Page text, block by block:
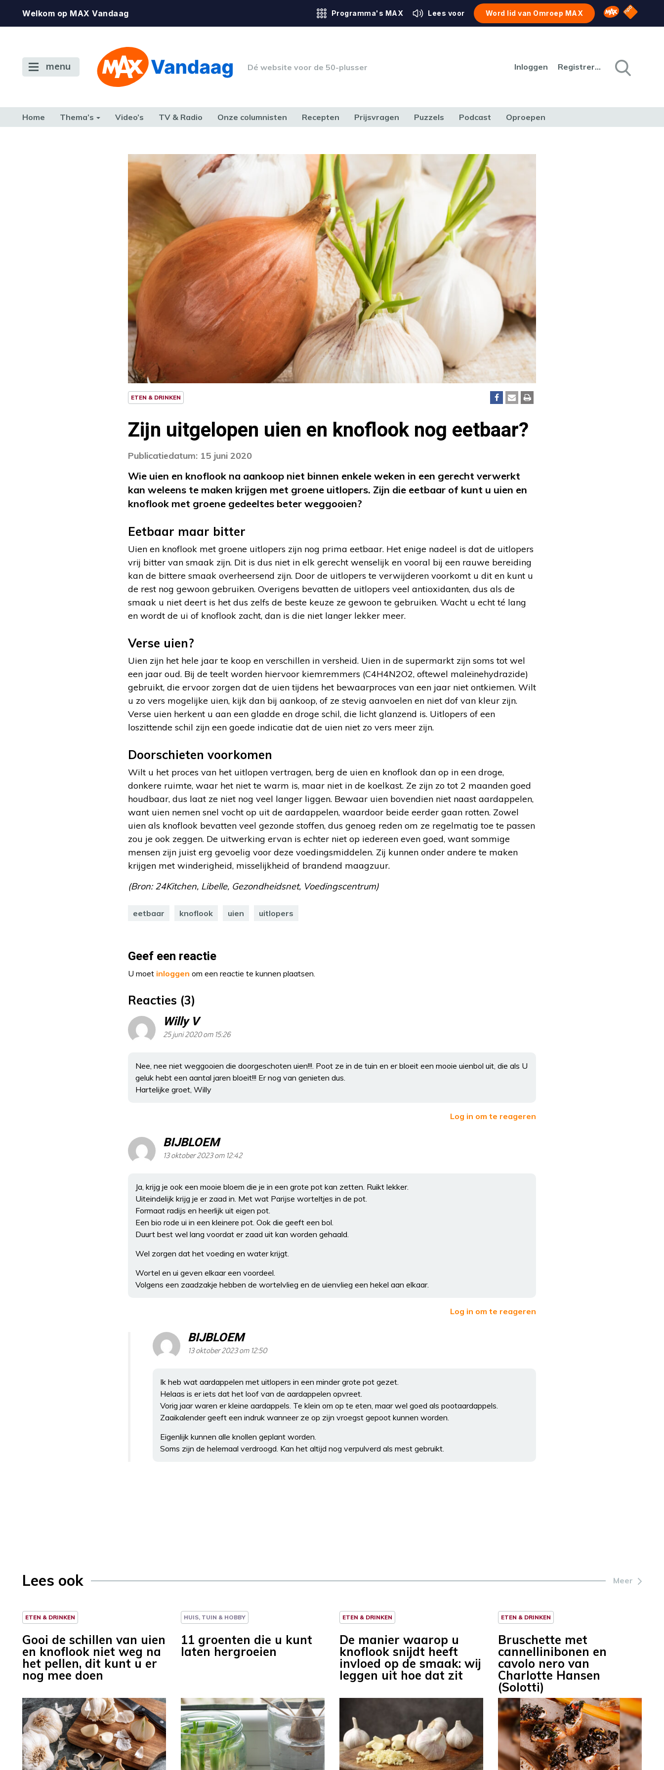
Welkom op MAX Vandaag Programma's MAX Lees voor Word lid van Omroep MAX Omroep MAX
NPO
menu Dé website voor de 50-plusser Inloggen Registreren
Home Thema’s Video’s TV & Radio Onze columnisten Recepten Prijsvragen Puzzels Podcast Oproepen
ETEN & DRINKEN
Zijn uitgelopen uien en knoflook nog eetbaar?
Publicatiedatum: 15 juni 2020
Wie uien en knoflook na aankoop niet binnen enkele weken in een gerecht verwerkt
kan weleens te maken krijgen met groene uitlopers. Zijn die eetbaar of kunt u uien en
knoflook met groene gedeeltes beter weggooien?
Eetbaar maar bitter
Uien en knoflook met groene uitlopers zijn nog prima eetbaar. Het enige nadeel is dat de uitlopers
vrij bitter van smaak zijn. Dit is dus niet in elk gerecht wenselijk en vooral bij een rauwe bereiding
kan de bittere smaak overheersend zijn. Door de uitlopers te verwijderen voorkomt u dit en kunt u
de rest nog gewoon gebruiken. Overigens bevatten de uitlopers veel antioxidanten, dus als de
smaak u niet deert is het dus zelfs de beste keuze ze gewoon te gebruiken. Wacht u echt té lang
en wordt de ui of knoflook zacht, dan is die niet langer lekker meer.
Verse uien?
Uien zijn het hele jaar te koop en verschillen in versheid. Uien in de supermarkt zijn soms tot wel
een jaar oud. Bij de teelt worden hiervoor kiemremmers (C4H4N2O2, oftewel maleïnehydrazide)
gebruikt, die ervoor zorgen dat de uien tijdens het bewaarproces van een jaar niet ontkiemen. Wilt
u zo vers mogelijke uien, kijk dan bij aankoop, of ze stevig aanvoelen en niet dof van kleur zijn.
Verse uien herkent u aan een gladde en droge schil, die licht glanzend is. Uitlopers of een
loszittende schil zijn een goede indicatie dat de uien niet zo vers meer zijn.
Doorschieten voorkomen
Wilt u het proces van het uitlopen vertragen, berg de uien en knoflook dan op in een droge,
donkere ruimte, waar het niet te warm is, maar niet in de koelkast. Ze zijn zo tot 2 maanden goed
houdbaar, dus laat ze niet nog veel langer liggen. Bewaar uien bovendien niet naast aardappelen,
want uien nemen snel vocht op uit de aardappelen, waardoor beide eerder gaan rotten. Zowel
uien als knoflook bevatten veel gezonde stoffen, dus genoeg reden om ze regelmatig toe te passen
zou je ook zeggen. De uitwerking ervan is echter niet op iedereen even goed, want sommige
mensen zijn juist erg gevoelig voor deze voedingsmiddelen. Zij kunnen onder andere te maken
krijgen met winderigheid, misselijkheid of brandend maagzuur.
(Bron: 24Kitchen, Libelle, Gezondheidsnet, Voedingscentrum)
eetbaar knoflook uien uitlopers
Geef een reactie
U moet inloggen om een reactie te kunnen plaatsen.
Reacties (3)
Willy V
25 juni 2020 om 15:26
Nee, nee niet weggooien die doorgeschoten uien!!!. Poot ze in de tuin en er bloeit een mooie uienbol uit, die als U
geluk hebt een aantal jaren bloeit!!! Er nog van genieten dus.
Hartelijke groet, Willy
Log in om te reageren
BIJBLOEM
13 oktober 2023 om 12:42
Ja, krijg je ook een mooie bloem die je in een grote pot kan zetten. Ruikt lekker.
Uiteindelijk krijg je er zaad in. Met wat Parijse worteltjes in de pot.
Formaat radijs en heerlijk uit eigen pot.
Een bio rode ui in een kleinere pot. Ook die geeft een bol.
Duurt best wel lang voordat er zaad uit kan worden gehaald.
Wel zorgen dat het voeding en water krijgt.
Wortel en ui geven elkaar een voordeel.
Volgens een zaadzakje hebben de wortelvlieg en de uienvlieg een hekel aan elkaar.
Log in om te reageren
BIJBLOEM
13 oktober 2023 om 12:50
Ik heb wat aardappelen met uitlopers in een minder grote pot gezet.
Helaas is er iets dat het loof van de aardappelen opvreet.
Vorig jaar waren er kleine aardappels. Te klein om op te eten, maar wel goed als pootaardappels.
Zaaikalender geeft een indruk wanneer ze op zijn vroegst gepoot kunnen worden.
Eigenlijk kunnen alle knollen geplant worden.
Soms zijn de helemaal verdroogd. Kan het altijd nog verpulverd als mest gebruikt.
Lees ook Meer
ETEN & DRINKEN
Gooi de schillen van uien
en knoflook niet weg na
het pellen, dit kunt u er
nog mee doen
HUIS, TUIN & HOBBY
11 groenten die u kunt
laten hergroeien
ETEN & DRINKEN
De manier waarop u
knoflook snijdt heeft
invloed op de smaak: wij
leggen uit hoe dat zit
ETEN & DRINKEN
Bruschette met
cannellinibonen en
cavolo nero van
Charlotte Hansen
(Solotti)